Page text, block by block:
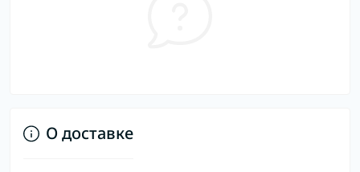
О доставке